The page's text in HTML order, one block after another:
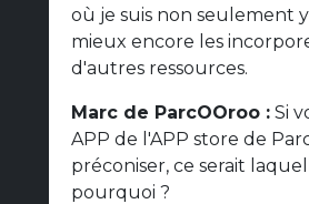
où je suis non seulement
mieux encore les
d'autres ressources.
Marc de ParcOOroo : Si
APP de l'APP store de
préconiser, ce serait
pourquoi ?